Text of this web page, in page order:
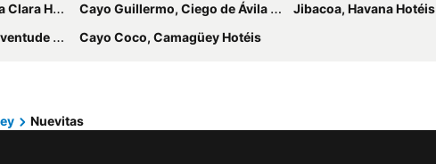
Hotéis Cayo Guillermo, Ciego de Ávila Hotéis
Jibacoa, Havana Hotéis
Hotéis Cayo Coco, Camagüey Hotéis
Nuevitas